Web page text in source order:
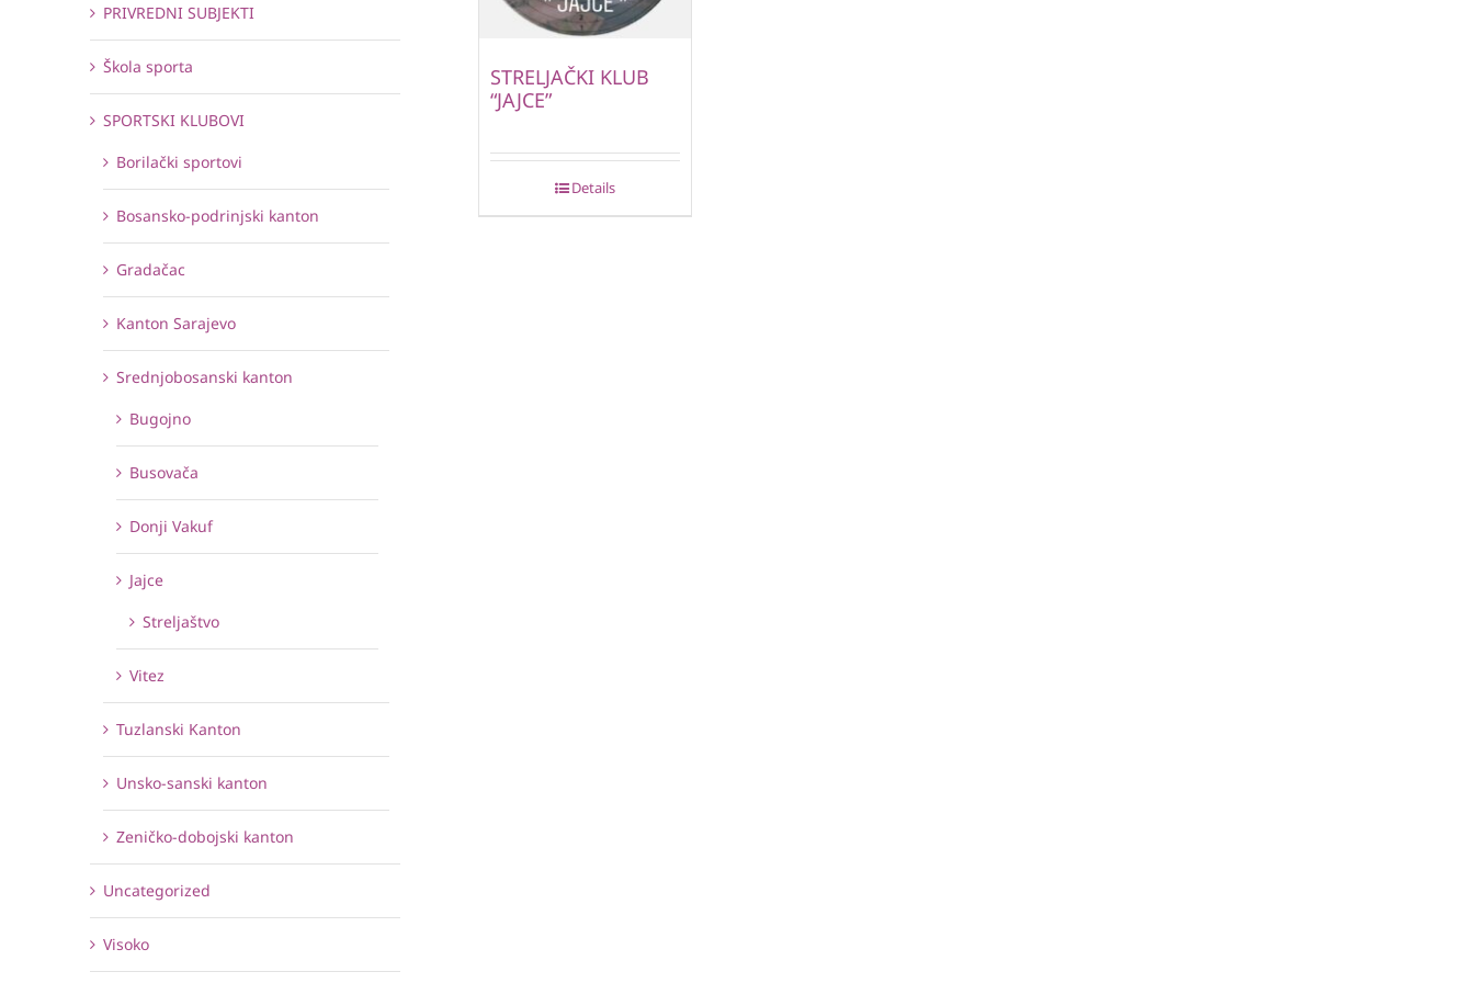
STRELJAČKI KLUB
“JAJCE”
Details
PRIVREDNI SUBJEKTI
Škola sporta
SPORTSKI KLUBOVI
Borilački sportovi
Bosansko-podrinjski kanton
Gradačac
Kanton Sarajevo
Srednjobosanski kanton
Bugojno
Busovača
Donji Vakuf
Jajce
Streljaštvo
Vitez
Tuzlanski Kanton
Unsko-sanski kanton
Zeničko-dobojski kanton
Uncategorized
Visoko